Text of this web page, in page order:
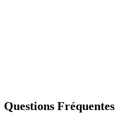
Questions Fréquentes